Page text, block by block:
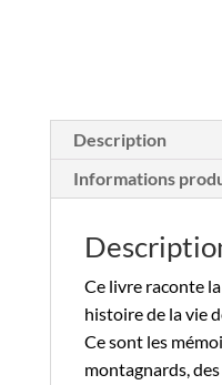
Description
Informations
Ce livre raconte
histoire de la vie
Ce sont les
montagnards,